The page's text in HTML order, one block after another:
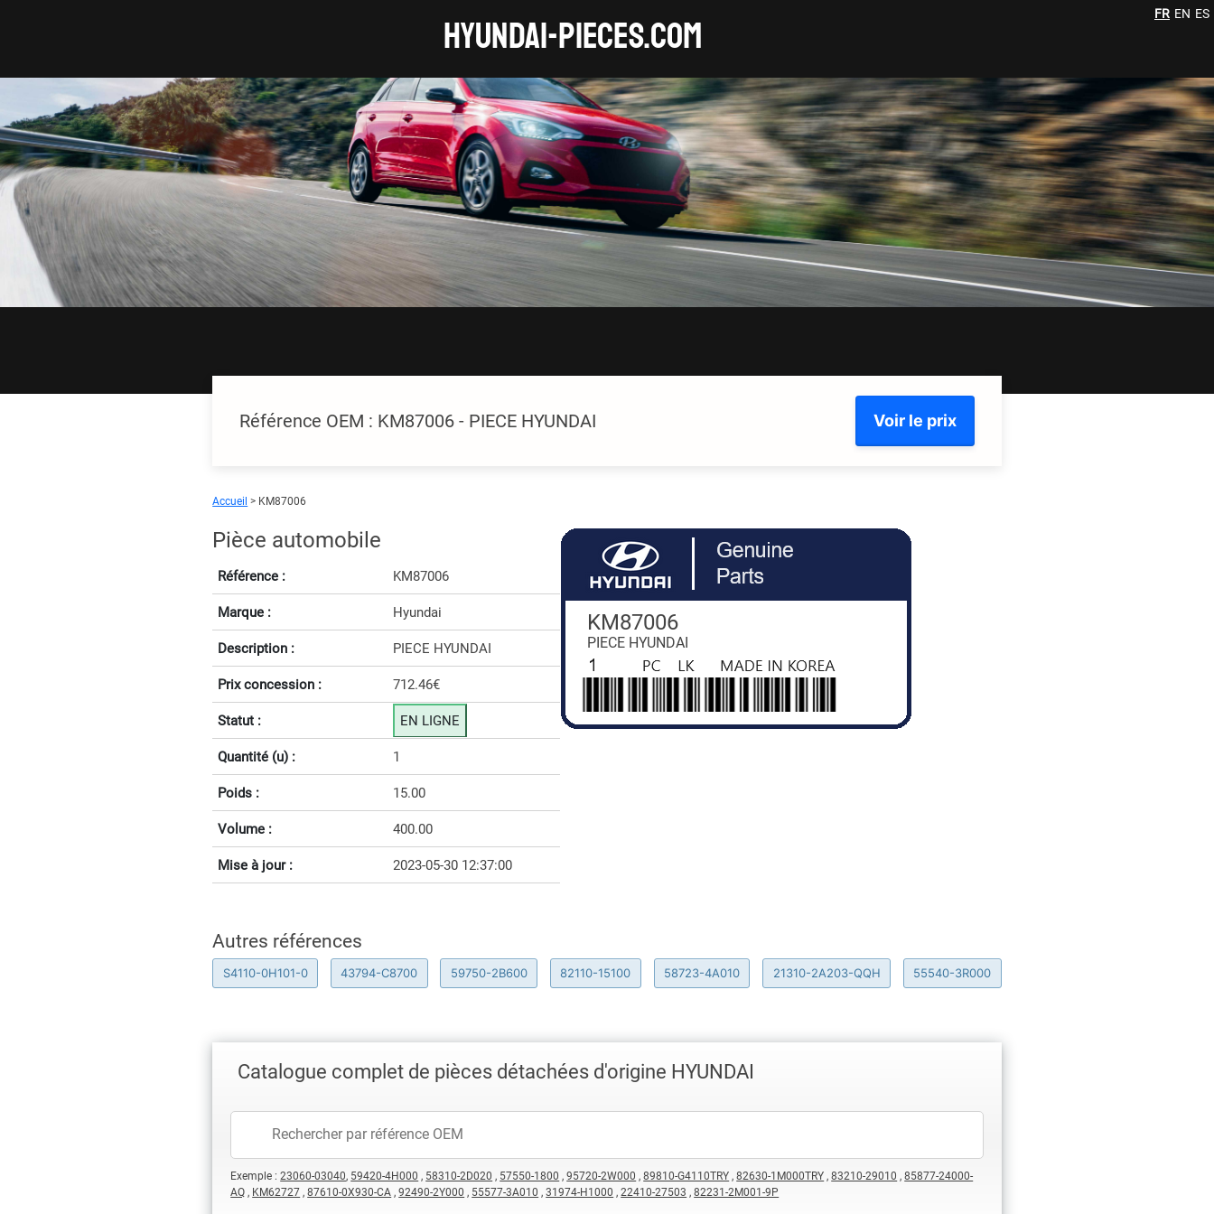
HYUNDAI-pieces.com FR EN ES
Référence OEM : KM87006 - PIECE HYUNDAI Voir le prix
Accueil > KM87006
Pièce automobile
Référence : KM87006
Marque : Hyundai
Description : PIECE HYUNDAI
Prix concession : 712.46€
Statut : EN LIGNE
Quantité (u) : 1
Poids : 15.00
Volume : 400.00
Mise à jour : 2023-05-30 12:37:00
KM87006
PIECE HYUNDAI
Autres références
S4110-0H101-0 43794-C8700 59750-2B600 82110-15100 58723-4A010 21310-2A203-QQH 55540-3R000
Catalogue complet de pièces détachées d'origine HYUNDAI
Exemple :23060-03040, 59420-4H000 , 58310-2D020 , 57550-1800 ,95720-2W000 ,89810-G4110TRY ,82630-1M000TRY ,83210-29010 ,85877-24000-
AQ , KM62727 ,87610-0X930-CA ,92490-2Y000 , 55577-3A010 ,31974-H1000 ,22410-27503 ,82231-2M001-9P